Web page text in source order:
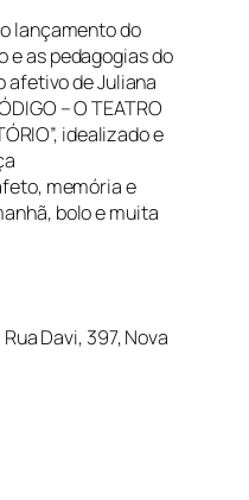
lançamento do
e as pedagogias do
de Juliana
– O TEATRO
idealizado e
memória e
bolo e muita
Davi, 397, Nova